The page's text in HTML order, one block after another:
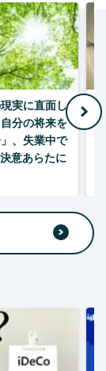
実に直面し
分の将来を
、失業中で
意あらたに